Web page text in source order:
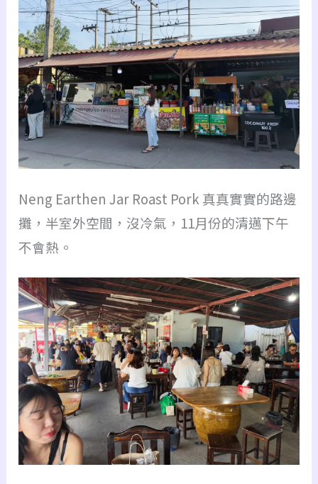
Neng Earthen Jar Roast Pork 真真實實的路邊
攤，半室外空間，沒冷氣，11月份的清邁下午
不會熱。